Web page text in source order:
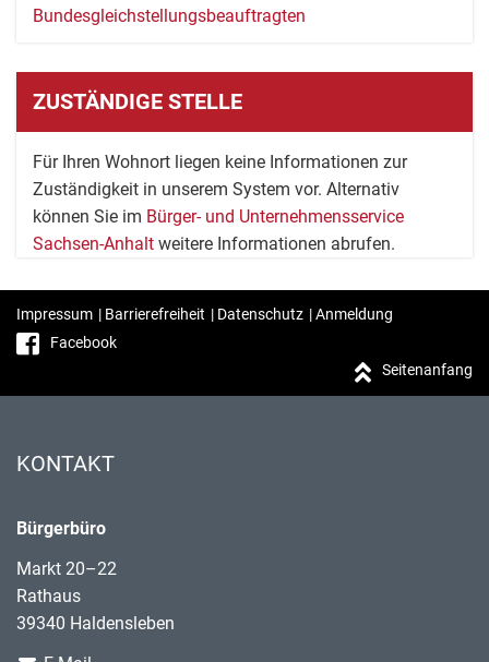
Bundesgleichstellungsbeauftragten
ZUSTÄNDIGE STELLE
Für Ihren Wohnort liegen keine Informationen zur
Zuständigkeit in unserem System vor. Alternativ
können Sie im Bürger- und Unternehmensservice
Sachsen-Anhalt weitere Informationen abrufen.
Impressum | Barrierefreiheit | Datenschutz |Anmeldung
Facebook
Seitenanfang
KONTAKT
Bürgerbüro
Markt 20–22
Rathaus
39340 Haldensleben